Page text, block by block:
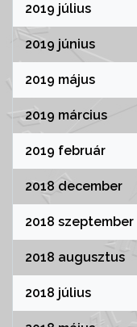
2019 július
2019 június
2019 május
2019 március
2019 február
2018 december
2018 szeptember
2018 augusztus
2018 július